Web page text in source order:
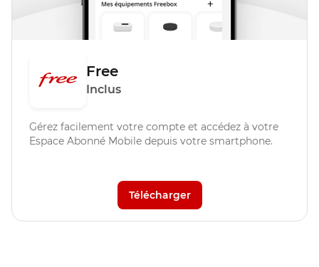
Free
Inclus
Gérez facilement votre compte et accédez à votre
Espace Abonné Mobile depuis votre smartphone.
Télécharger